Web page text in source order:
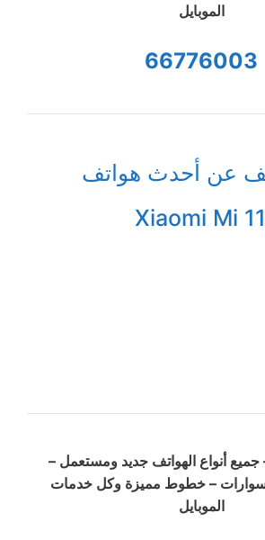
الموبايل
66776003
عن أحدث هواتف
جميع أنواع الهواتف جديد ومستعمل –
– خطوط مميزة وكل خدمات
الموبايل